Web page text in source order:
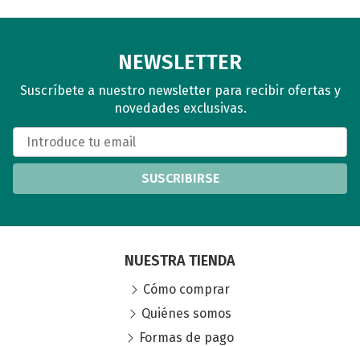
NEWSLETTER
Suscríbete a nuestro newsletter para recibir ofertas y
novedades exclusivas.
SUSCRIBIRSE
NUESTRA TIENDA
Cómo comprar
Quiénes somos
Formas de pago